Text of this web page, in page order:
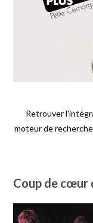
Retrouver
moteur de
Coup de cœur